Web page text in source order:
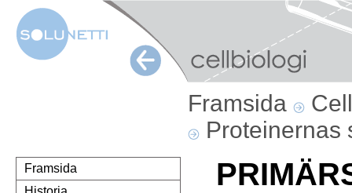
Framsida
Proteinernas
Framsida